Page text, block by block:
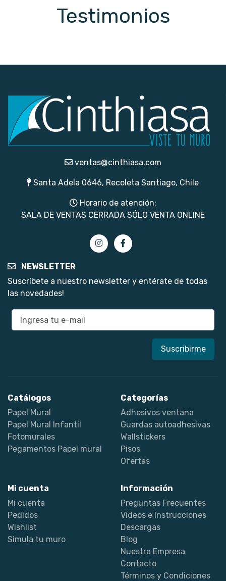
Testimonios
ventas@cinthiasa.com
Santa Adela 0646, Recoleta Santiago, Chile
Horario de atención:
SALA DE VENTAS CERRADA SÓLO VENTA ONLINE
NEWSLETTER
Suscríbete a nuestro newsletter y entérate de todas
las novedades!
E-mail
Catálogos
Papel Mural
Papel Mural Infantil
Fotomurales
Pegamentos Papel mural
Categorías
Adhesivos ventana
Guardas autoadhesivas
Wallstickers
Pisos
Ofertas
Mi cuenta
Mi cuenta
Pedidos
Wishlist
Simula tu muro
Información
Preguntas Frecuentes
Videos e Instrucciones
Descargas
Blog
Nuestra Empresa
Contacto
Términos y Condiciones